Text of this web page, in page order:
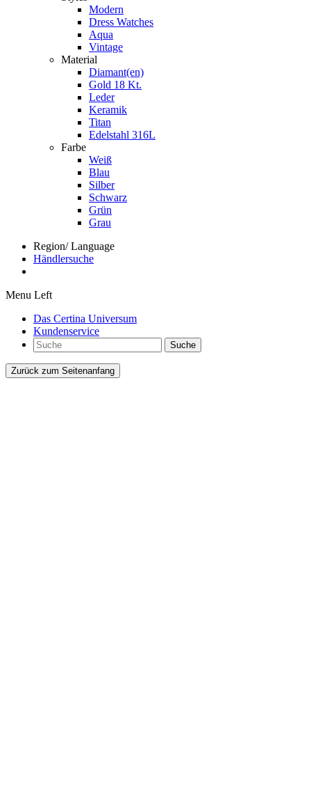
Modern
Dress Watches
Aqua
Vintage
Material
Diamant(en)
Gold 18 Kt.
Leder
Keramik
Titan
Edelstahl 316L
Farbe
Weiß
Blau
Silber
Schwarz
Grün
Grau
Region/ Language
Händlersuche
Menu Left
Das Certina Universum
Kundenservice
Suche
Zurück zum Seitenanfang